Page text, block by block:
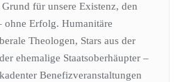
für unsere Existenz, den
ohne Erfolg. Humanitäre
Theologen, Stars aus der
ehemalige Staatsoberhäupter –
Benefizveranstaltungen